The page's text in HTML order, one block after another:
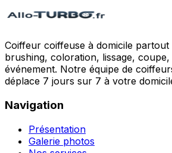
Coiffeur coiffeuse à domicile partout
brushing, coloration, lissage,
événement. Notre équipe de
déplace 7 jours sur 7 à votre
Navigation
Présentation
Galerie photos